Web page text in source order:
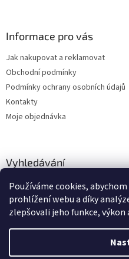
Používáme cookies,
prohlížení webu a díky
zlepšovali jeho funkce,
Informace pro vás
Jak nakupovat a reklamovat
Obchodní podmínky
Podmínky ochrany osobních údajů
Kontakty
Moje objednávka
Vyhledávání